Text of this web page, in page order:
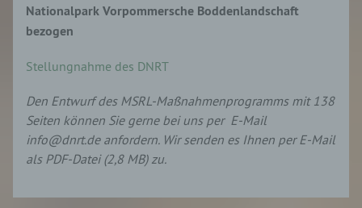
Nationalpark Vorpommersche Boddenlandschaft
bezogen
Stellungnahme des DNRT
Den Entwurf des MSRL-Maßnahmenprogramms mit 138
Seiten können Sie gerne bei uns per E-Mail
info@dnrt.de anfordern. Wir senden es Ihnen per E-Mail
als PDF-Datei (2,8 MB) zu.
k) Einwilligung
Einwilligung ist jede von der betroffenen Person
Weise und unmissverständlich abgegebene
Willensbekundung in Form einer Erklärung oder
einer sonstigen eindeutigen bestätigenden
Handlung, mit der die betroffene Person zu
verstehen gibt, dass sie mit der Verarbeitung der
sie betreffenden personenbezogenen Daten